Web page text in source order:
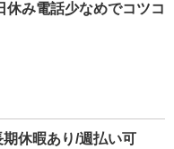
み電話少なめでコツコ
休暇あり/週払い可